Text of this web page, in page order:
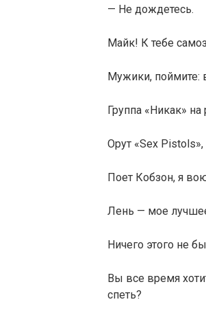
— Не дождетесь.
Майк! К тебе
Мужики, поймите:
Группа «Никак»
Орут «Sex
Поет Кобзон, я
Лень — мое
Ничего этого не
Вы все время
спеть?